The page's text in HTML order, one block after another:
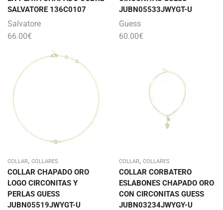
SALVATORE 136C0107
Salvatore
66.00€
JUBN05533JWYGT-U
Guess
60.00€
COLLAR, COLLARES
COLLAR CHAPADO ORO
LOGO CIRCONITAS Y
PERLAS GUESS
JUBN05519JWYGT-U
COLLAR, COLLARES
COLLAR CORBATERO
ESLABONES CHAPADO ORO
CON CIRCONITAS GUESS
JUBN03234JWYGY-U